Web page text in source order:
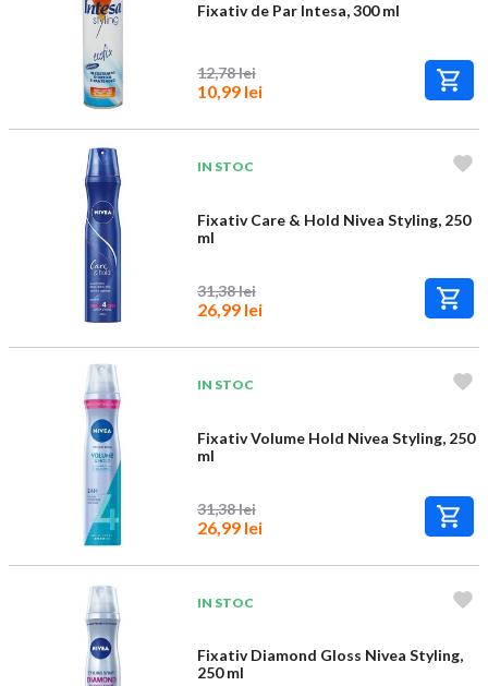
Fixativ de Par Intesa, 300 ml
12,78 lei
10,99 lei
IN STOC
Fixativ Care & Hold Nivea Styling, 250
ml
31,38 lei
26,99 lei
IN STOC
Fixativ Volume Hold Nivea Styling, 250
ml
31,38 lei
26,99 lei
IN STOC
Fixativ Diamond Gloss Nivea Styling,
250 ml